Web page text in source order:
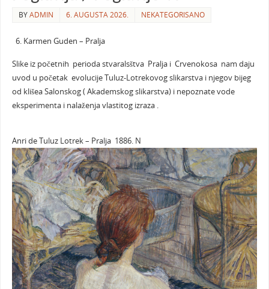
BYADMIN 6. AUGUSTA 2026. NEKATEGORISANO
Karmen Guden – Pralja
Slike iz početnih perioda stvaralsštva Pralja i Crvenokosa nam daju
uvod u početak evolucije Tuluz-Lotrekovog slikarstva i njegov bijeg
od klišea Salonskog ( Akademskog slikarstva) i nepoznate vode
eksperimenta i nalaženja vlastitog izraza .
Anri de Tuluz Lotrek – Pralja 1886. N